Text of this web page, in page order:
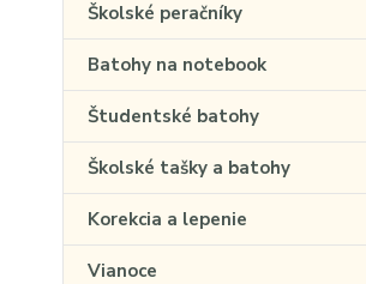
Školské peračníky
Batohy na notebook
Študentské batohy
Školské tašky a batohy
Korekcia a lepenie
Vianoce